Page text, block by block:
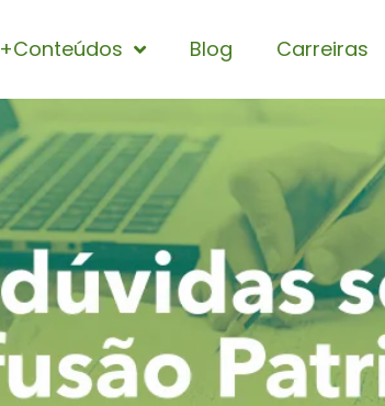
+Conteúdos Blog Carreiras